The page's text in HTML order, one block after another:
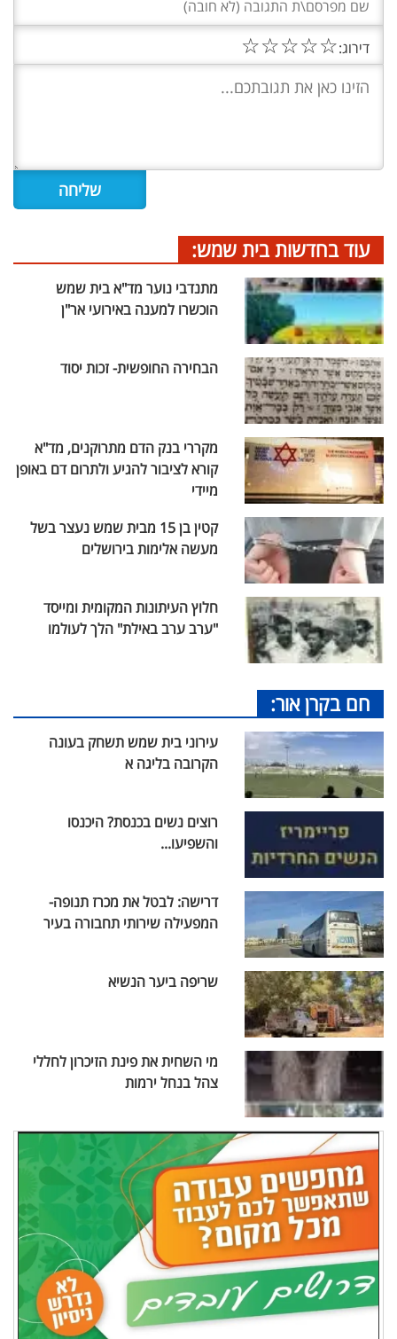
דירוג:☆
☆
☆
☆
☆
עוד בחדשות בית שמש:
מתנדבי נוער מד"א בית שמש
הוכשרו למענה באירועי אר"ן
הבחירה החופשית- זכות יסוד
מקררי בנק הדם מתרוקנים, מד"א
קורא לציבור להגיע ולתרום דם באופן
מיידי
קטין בן 15 מבית שמש נעצר בשל
מעשה אלימות בירושלים
חלוץ העיתונות המקומית ומייסד
"ערב ערב באילת" הלך לעולמו
חם בקרן אור:
עירוני בית שמש תשחק בעונה
הקרובה בליגה א
רוצים נשים בכנסת? היכנסו
והשפיעו...
דרישה: לבטל את מכרז תנופה-
המפעילה שירותי תחבורה בעיר
שריפה ביער הנשיא
מי השחית את פינת הזיכרון לחללי
צהל בנחל ירמות